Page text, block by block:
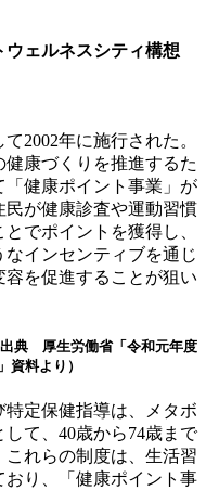
ウェルネスシティ構想
2002年に施行された。
康づくりを推進するた
健康ポイント事業」が
が健康診査や運動習慣
でポイントを獲得し、
インセンティブを通じ
を促進することが狙い
典 厚生労働省「令和元年度
資料より）
定保健指導は、メタボ
て、40歳から74歳まで
れらの制度は、生活習
り、「健康ポイント事